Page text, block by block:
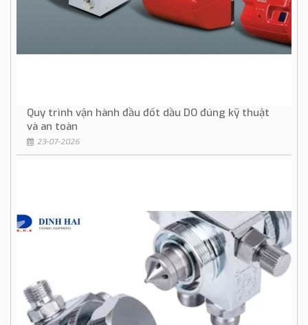
Quy trình vận hành đầu đốt dầu DO đúng kỹ thuật
và an toàn
23-07-2026